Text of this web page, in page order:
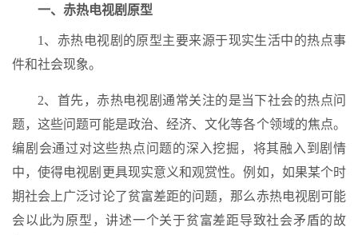
一、赤热电视剧原型
1、赤热电视剧的原型主要来源于现实生活中的热点事
件和社会现象。
2、首先，赤热电视剧通常关注的是当下社会的热点问
题，这些问题可能是政治、经济、文化等各个领域的焦点。
编剧会通过对这些热点问题的深入挖掘，将其融入到剧情
中，使得电视剧更具现实意义和观赏性。例如，如果某个时
期社会上广泛讨论了贫富差距的问题，那么赤热电视剧可能
会以此为原型，讲述一个关于贫富差距导致社会矛盾的故